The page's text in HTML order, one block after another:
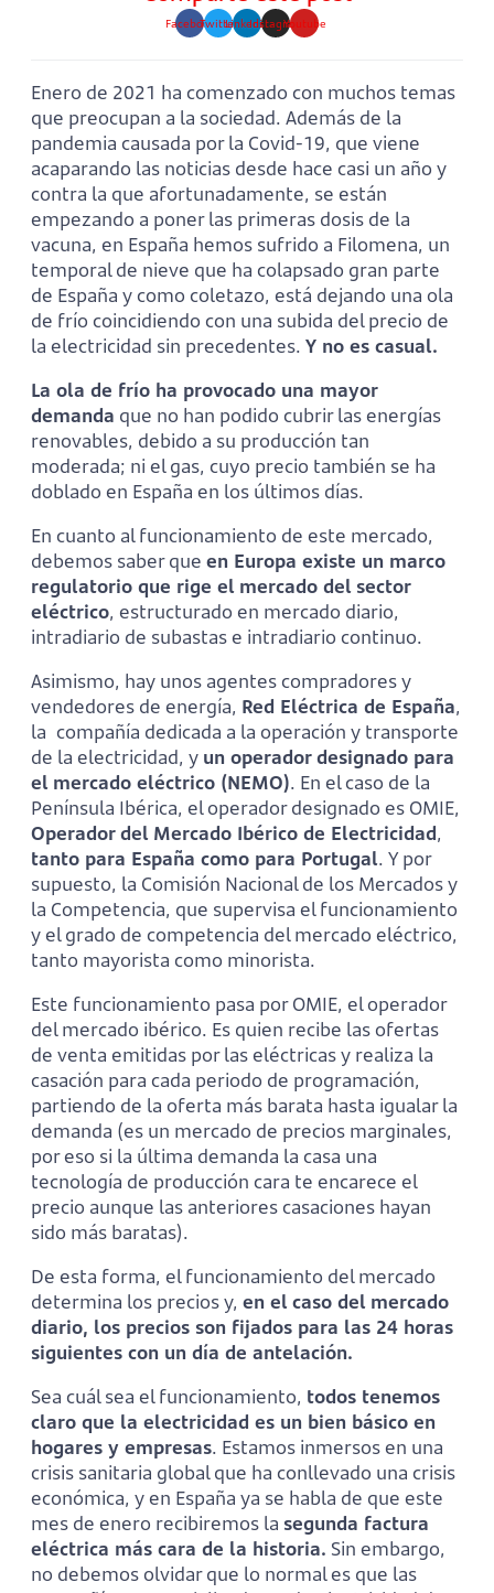
FacebookTwitterLinkedinInstagramYoutube
Enero de 2021 ha comenzado con muchos temas
que preocupan a la sociedad. Además de la
pandemia causada por la Covid-19, que viene
acaparando las noticias desde hace casi un año y
contra la que afortunadamente, se están
empezando a poner las primeras dosis de la
vacuna, en España hemos sufrido a Filomena, un
temporal de nieve que ha colapsado gran parte
de España y como coletazo, está dejando una ola
de frío coincidiendo con una subida del precio de
la electricidad sin precedentes. Y no es casual.
La ola de frío ha provocado una mayor
demanda que no han podido cubrir las energías
renovables, debido a su producción tan
moderada; ni el gas, cuyo precio también se ha
doblado en España en los últimos días.
En cuanto al funcionamiento de este mercado,
debemos saber que en Europa existe un marco
regulatorio que rige el mercado del sector
eléctrico, estructurado en mercado diario,
intradiario de subastas e intradiario continuo.
Asimismo, hay unos agentes compradores y
vendedores de energía, Red Eléctrica de España,
la compañía dedicada a la operación y transporte
de la electricidad, y un operador designado para
el mercado eléctrico (NEMO). En el caso de la
Península Ibérica, el operador designado es OMIE,
Operador del Mercado Ibérico de Electricidad,
tanto para España como para Portugal. Y por
supuesto, la Comisión Nacional de los Mercados y
la Competencia, que supervisa el funcionamiento
y el grado de competencia del mercado eléctrico,
tanto mayorista como minorista.
Este funcionamiento pasa por OMIE, el operador
del mercado ibérico. Es quien recibe las ofertas
de venta emitidas por las eléctricas y realiza la
casación para cada periodo de programación,
partiendo de la oferta más barata hasta igualar la
demanda (es un mercado de precios marginales,
por eso si la última demanda la casa una
tecnología de producción cara te encarece el
precio aunque las anteriores casaciones hayan
sido más baratas).
De esta forma, el funcionamiento del mercado
determina los precios y, en el caso del mercado
diario, los precios son fijados para las 24 horas
siguientes con un día de antelación.
Sea cuál sea el funcionamiento, todos tenemos
claro que la electricidad es un bien básico en
hogares y empresas. Estamos inmersos en una
crisis sanitaria global que ha conllevado una crisis
económica, y en España ya se habla de que este
mes de enero recibiremos la segunda factura
eléctrica más cara de la historia. Sin embargo,
no debemos olvidar que lo normal es que las